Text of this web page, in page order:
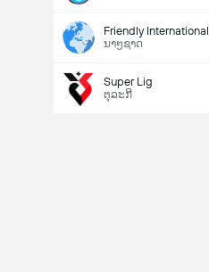
Friendly International
ນາໆຊາດ
Super Lig
ຕຸລະກີ